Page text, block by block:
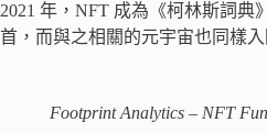
2021 年，NFT 成為《柯林斯詞典
首，而與之相關的元宇宙也同樣入
Footprint Analytics – NFT